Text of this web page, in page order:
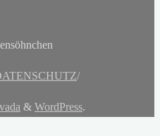
/
& WordPress.